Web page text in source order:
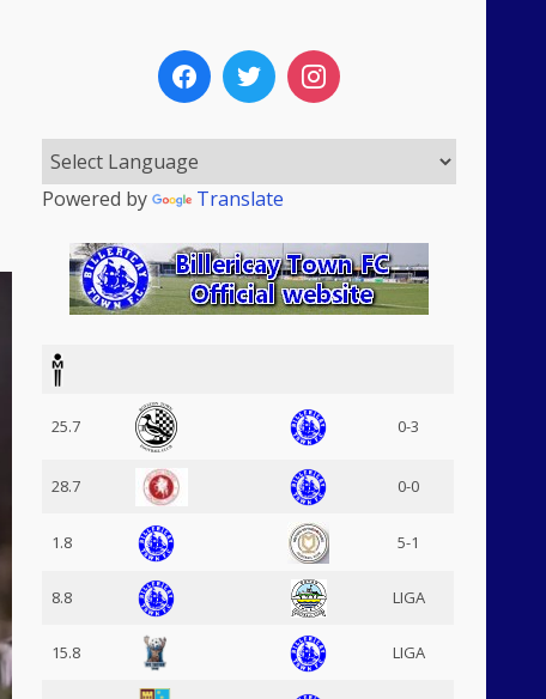
Powered by Translate
25.7 0-3
28.7 0-0
1.8 5-1
8.8 LIGA
15.8 LIGA